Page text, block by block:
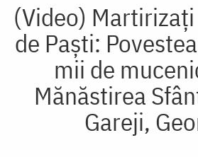
(Video)
de Paști:
mii de
Mănăstirea
Gareji,